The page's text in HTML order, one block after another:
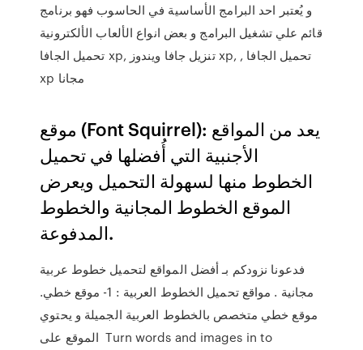
و يُعتبر احد البرامج الأساسية في الحاسوب فهو برنامج
قائم علي تشغيل البرامج و بعض انواع الألعاب الألكترونية
تحميل الجافا xp, تنزيل جافا ويندوز xp, , تحميل الجافا
xp مجانا
موقع (Font Squirrel): يعد من المواقع
الأجنبية التي أُفضلها في تحميل
الخطوط منها لسهولة التحميل ويعرض
الموقع الخطوط المجانية والخطوط
المدفوعة.
فدعونا نزودكم بـ أفضل المواقع لتحميل خطوط عربية
مجانية . مواقع تحميل الخطوط العربية : 1- موقع خطي.
موقع خطي متخصص بالخطوط العربية الجميلة و يحتوي
الموقع على Turn words and images in to